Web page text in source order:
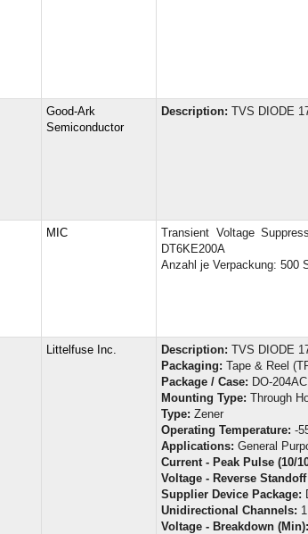
Good-Ark
Semiconductor
Description: TVS DIODE
MIC
Transient Voltage
DT6KE200A
Anzahl je Verpackung: 500
Littelfuse Inc. Description: TVS DIODE
Packaging: Tape & Reel
Package / Case: DO-
Mounting Type: Through
Type: Zener
Operating Temperature: -
Applications: General
Current - Peak Pulse (10/
Voltage - Reverse Standoff
Supplier Device Package:
Unidirectional Channels: 1
Voltage - Breakdown (Min):